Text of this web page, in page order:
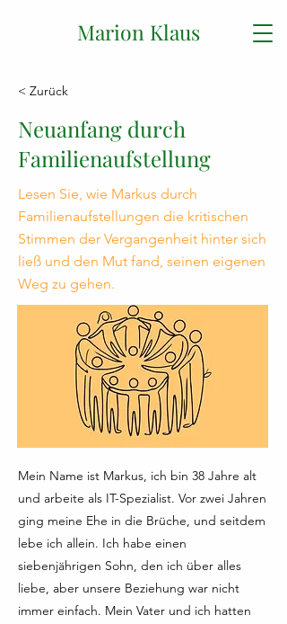
Marion Klaus
< Zurück
Neuanfang durch
Familienaufstellung
Lesen Sie, wie Markus durch
Familienaufstellungen die kritischen
Stimmen der Vergangenheit hinter sich
ließ und den Mut fand, seinen eigenen
Weg zu gehen.
Mein Name ist Markus, ich bin 38 Jahre alt
und arbeite als IT-Spezialist. Vor zwei Jahren
ging meine Ehe in die Brüche, und seitdem
lebe ich allein. Ich habe einen
siebenjährigen Sohn, den ich über alles
liebe, aber unsere Beziehung war nicht
immer einfach. Mein Vater und ich hatten